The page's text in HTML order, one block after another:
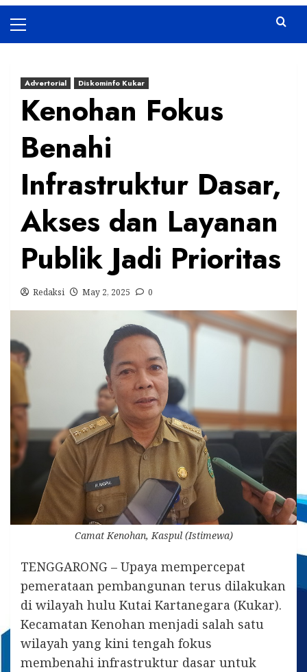
Menu
Advertorial Diskominfo Kukar
Kenohan Fokus
Benahi
Infrastruktur Dasar,
Akses dan Layanan
Publik Jadi Prioritas
Redaksi May 2, 2025 0
Camat Kenohan, Kaspul (Istimewa)
TENGGARONG – Upaya mempercepat
pemerataan pembangunan terus dilakukan
di wilayah hulu Kutai Kartanegara (Kukar).
Kecamatan Kenohan menjadi salah satu
wilayah yang kini tengah fokus
membenahi infrastruktur dasar untuk